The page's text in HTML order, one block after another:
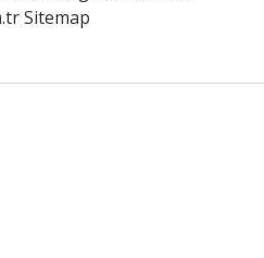
Sitemap